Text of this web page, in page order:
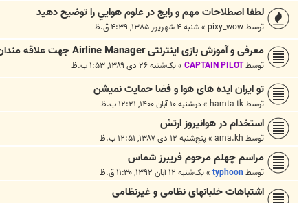
لطفا اصطلاحات مهم و رايج در علوم هوايي را توضيح دهيد
توسطpixy_wow
»شنبه ۴ شهریور ۱۳۸۵, ۴:۳۹ ق.ظ
معرفی و آموزش بازی اینترنتی Airline Manager جهت علاقه مندان
توسطCAPTAIN PILOT
»یک‌شنبه ۲۶ دی ۱۳۸۹, ۱:۵۳ ب.ظ
تو ایران ایده های هوا و فضا حمایت نمیشن
توسطhamta-tk
» دوشنبه ۱۰ آبان ۱۴۰۰, ۱۲:۲۱ ب.ظ
استخدام در هوانيروز ارتش
توسط ama.kh
»پنج‌شنبه ۱۲ دی ۱۳۸۷, ۱۲:۵۱ ب.ظ
مراسم چهلم مرحوم فریبرز شماس
توسط typhoon
»یک‌شنبه ۱۲ آبان ۱۳۹۲, ۱۱:۳۰ ق.ظ
اشتباهات خلبانهای نظامی و غیرنظامی